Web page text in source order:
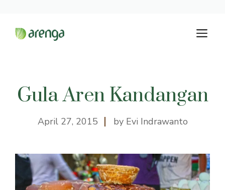
Gula Aren Kandangan
April 27, 2015 by Evi Indrawanto